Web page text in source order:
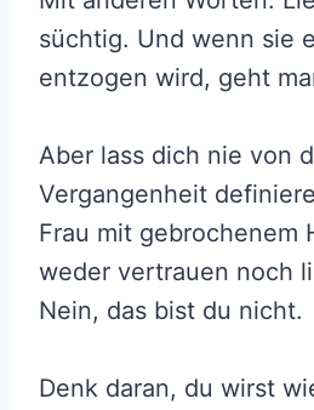
süchtig. Und wenn sie
entzogen wird, geht
Aber lass dich nie von
Vergangenheit
Frau mit gebrochenem
weder vertrauen noch
Nein, das bist du nicht.
Denk daran, du wirst